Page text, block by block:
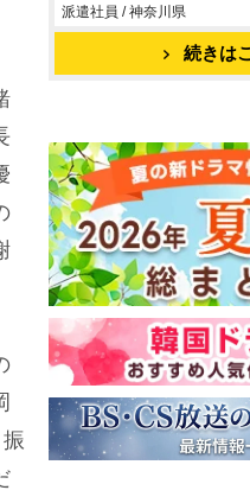
派遣社員 / 神奈川県
続きは